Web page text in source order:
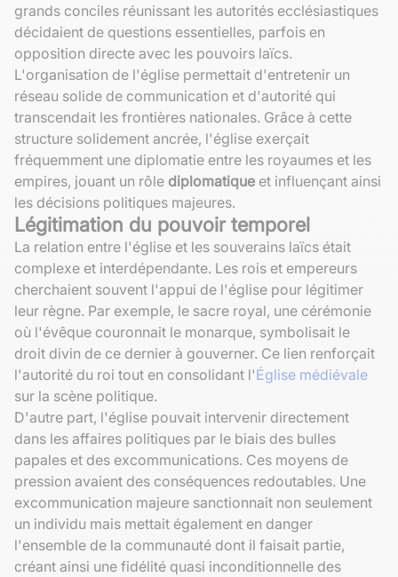
grands conciles réunissant les autorités ecclésiastiques
décidaient de questions essentielles, parfois en
opposition directe avec les pouvoirs laïcs.
L'organisation de l'église permettait d'entretenir un
réseau solide de communication et d'autorité qui
transcendait les frontières nationales. Grâce à cette
structure solidement ancrée, l'église exerçait
fréquemment une diplomatie entre les royaumes et les
empires, jouant un rôle diplomatique et influençant ainsi
les décisions politiques majeures.
Légitimation du pouvoir temporel
La relation entre l'église et les souverains laïcs était
complexe et interdépendante. Les rois et empereurs
cherchaient souvent l'appui de l'église pour légitimer
leur règne. Par exemple, le sacre royal, une cérémonie
où l'évêque couronnait le monarque, symbolisait le
droit divin de ce dernier à gouverner. Ce lien renforçait
l'autorité du roi tout en consolidant l'Église médiévale
sur la scène politique.
D'autre part, l'église pouvait intervenir directement
dans les affaires politiques par le biais des bulles
papales et des excommunications. Ces moyens de
pression avaient des conséquences redoutables. Une
excommunication majeure sanctionnait non seulement
un individu mais mettait également en danger
l'ensemble de la communauté dont il faisait partie,
créant ainsi une fidélité quasi inconditionnelle des